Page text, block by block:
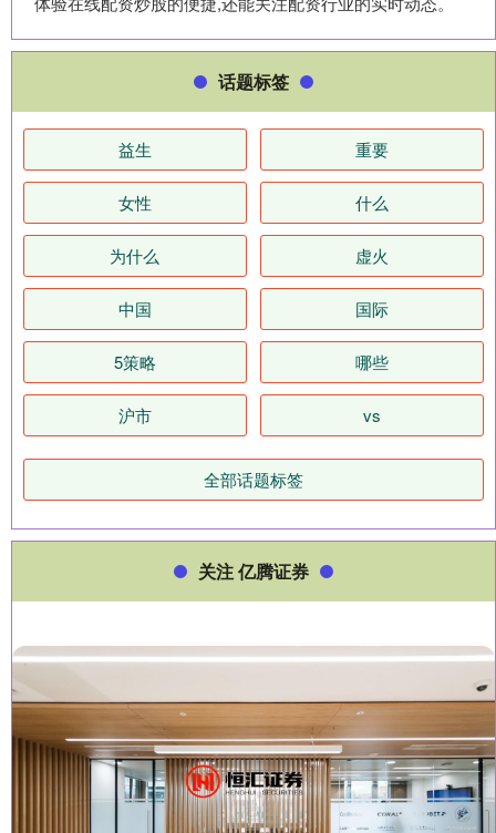
话题标签
益生 重要
女性 什么
为什么 虚火
中国 国际
5策略 哪些
沪市 vs
全部话题标签
关注 亿腾证券